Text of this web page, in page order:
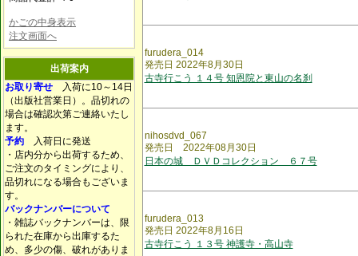
かごの中身表示
注文画面へ
出荷案内
お取り寄せ 入荷に10～14日
（出版社営業日）。品切れの
場合は確認次第ご連絡いたし
ます。
予約 入荷日に発送
・店内分から出荷するため、
ご注文のタイミングにより、
品切れになる場合もございま
す。
バックナンバーについて
・雑誌バックナンバーは、限
られた在庫から出庫するた
め、多少の傷、破れがありま
furudera_014
発売日 2022年8月30日
古寺行こう １４号 知恩院と東山の名刹
nihosdvd_067
発売日 2022年08月30日
日本の城 ＤＶＤコレクション ６７号
furudera_013
発売日 2022年8月16日
古寺行こう １３号 神護寺・高山寺